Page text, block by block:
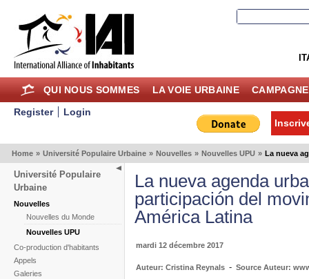
QUI NOUS SOMMES LA VOIE URBAINE
Register
Login
Home » Université Populaire Urbaine » Nouvelles » Nouvelles UPU » La nueva
Université Populaire
Urbaine
Nouvelles
Nouvelles du Monde
Nouvelles UPU
Co-production d'habitants
Appels
Galeries
La nueva agenda
participación del
América Latina
mardi 12 décembre 2017
Auteur: Cristina Reynals - Source Auteur: